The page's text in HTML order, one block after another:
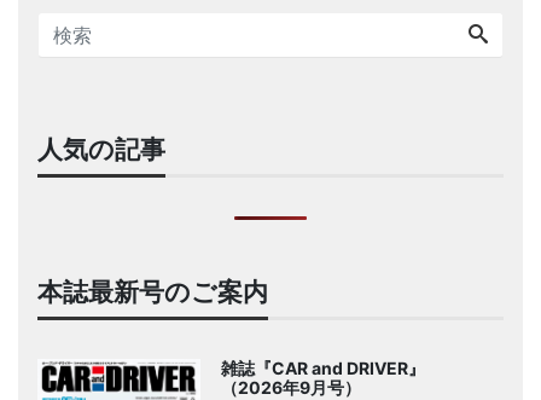
人気の記事
本誌最新号のご案内
雑誌『CAR and DRIVER』
（2026年9月号）